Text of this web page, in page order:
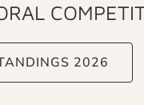
2026